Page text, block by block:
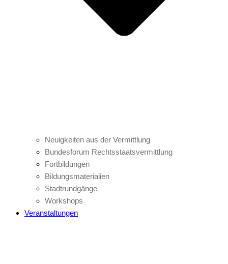
Neuigkeiten aus der Vermittlung
Bundesforum Rechtsstaatsvermittlung
Fortbildungen
Bildungsmaterialien
Stadtrundgänge
Workshops
Veranstaltungen